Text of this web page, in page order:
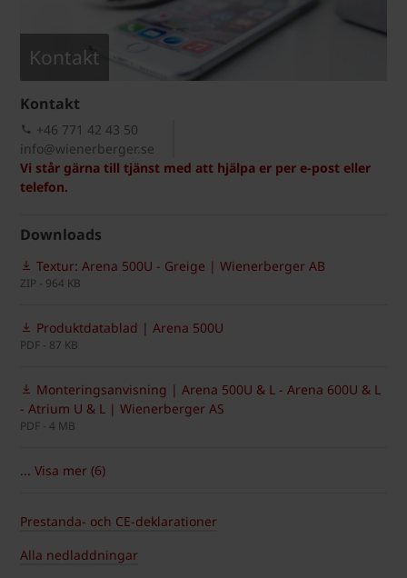
Kontakt
Kontakt
Vi står gärna till tjänst med att hjälpa er per e-post eller
telefon.
+46 771 42 43 50
info@wienerberger.se
Downloads
Textur: Arena 500U - Greige | Wienerberger AB
ZIP - 964 KB
Produktdatablad | Arena 500U
PDF - 87 KB
Monteringsanvisning | Arena 500U & L - Arena 600U & L
- Atrium U & L | Wienerberger AS
PDF - 4 MB
... Visa mer (6)
Prestanda- och CE-deklarationer
Alla nedladdningar